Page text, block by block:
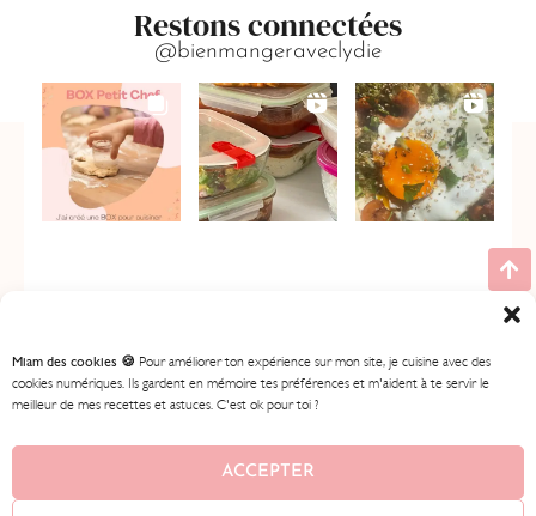
Miam des cookies 🍪 Pour améliorer ton expérience sur mon site, je cuisine avec des
cookies numériques. Ils gardent en mémoire tes préférences et m'aident à te servir le
meilleur de mes recettes et astuces. C'est ok pour toi ?
ACCEPTER
Restons connectées
@bienmangeraveclydie
CONTENU GRATUIT